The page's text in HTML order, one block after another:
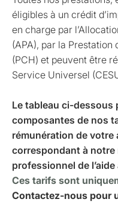
éligibles à un crédit
en charge par
(APA), par la
(PCH) et peuvent être
Service Universel
Le tableau ci-dessous
composantes de nos
rémunération de votre
correspondant à
professionnel de
Ces tarifs sont
Contactez-nous pour